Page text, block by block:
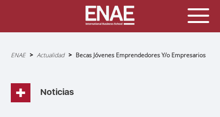
Sobrescribir
la
navegación
ENAE Actualidad Becas Jóvenes Emprendedores Y/o Empresarios
Noticias